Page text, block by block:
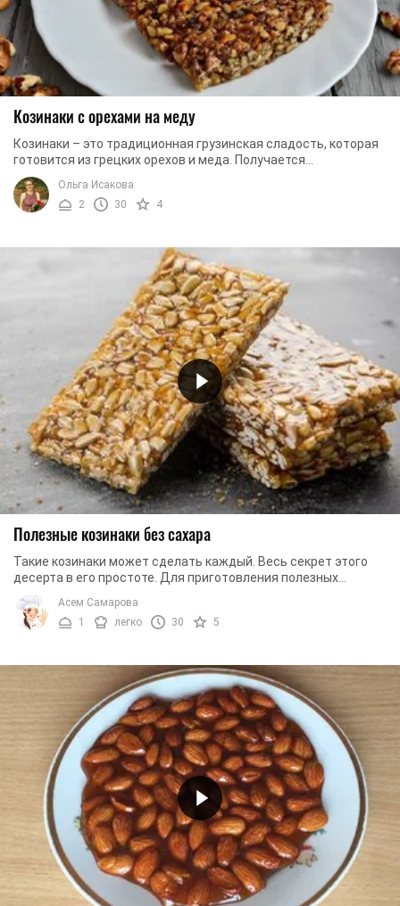
Козинаки с орехами на меду
Козинаки – это традиционная грузинская сладость, которая
готовится из грецких орехов и меда. Получается
питательное, хрустящее и довольно сладкое ...
Ольга Исакова
2
30 4
Полезные козинаки без сахара
Такие козинаки может сделать каждый. Весь секрет этого
десерта в его простоте. Для приготовления полезных
козинаков без сахара нам понадобятся только ...
Асем Самарова
1
легко 30 5